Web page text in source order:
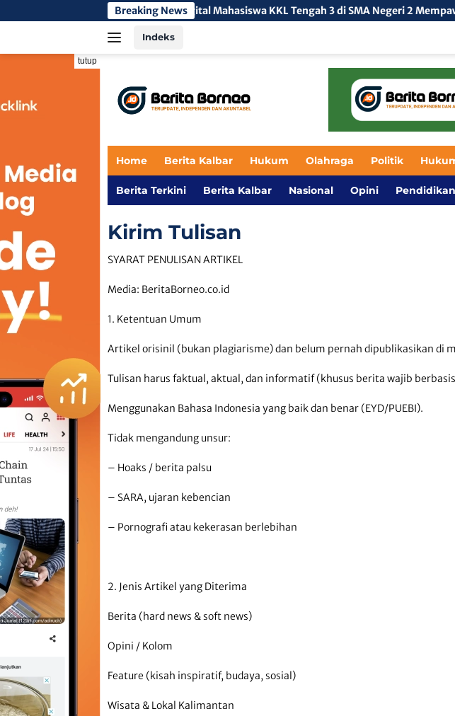
ke
Breaking News
Literasi Digital Mahasiswa KKL Tengah 3 di SMA Negeri 2 Mempawah Hilir
Indeks
tutup
Home Berita Kalbar Hukum Olahraga Politik
Berita Terkini Berita Kalbar Nasional Opini Pendidikan
Kirim Tulisan
SYARAT PENULISAN ARTIKEL
Media: BeritaBorneo.co.id
1. Ketentuan Umum
Artikel orisinil (bukan plagiarisme) dan belum pernah dipublikasikan di
Tulisan harus faktual, aktual, dan informatif (khusus berita wajib
Menggunakan Bahasa Indonesia yang baik dan benar (EYD/PUEBI).
Tidak mengandung unsur:
– Hoaks / berita palsu
– SARA, ujaran kebencian
– Pornografi atau kekerasan berlebihan
2. Jenis Artikel yang Diterima
Berita (hard news & soft news)
Opini / Kolom
Feature (kisah inspiratif, budaya, sosial)
Wisata & Lokal Kalimantan